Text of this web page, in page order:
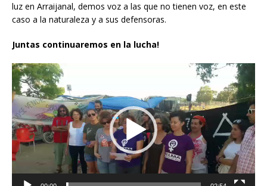
luz en Arraijanal, demos voz a las que no tienen voz, en este
caso a la naturaleza y a sus defensoras.
Juntas continuaremos en la lucha!
Reproductor
de
vídeo